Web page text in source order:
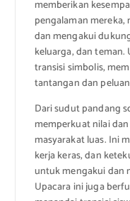
memberikan
pengalaman mereka,
dan mengakui
keluarga, dan
transisi simbolis,
tantangan dan
Dari sudut pandang
memperkuat nilai
masyarakat luas. Ini
kerja keras, dan
untuk mengakui dan
Upacara ini juga